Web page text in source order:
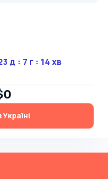
д : 7 г : 14 хв